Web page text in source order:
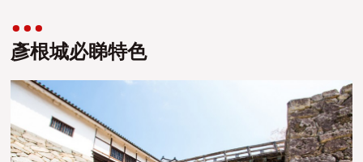
彥根城必睇特色